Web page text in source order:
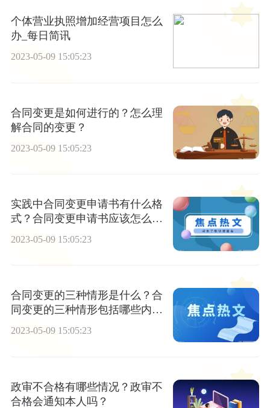
个体营业执照增加经营项目怎么
办_每日简讯
2023-05-09 15:05:23
合同变更是如何进行的？怎么理
解合同的变更？
2023-05-09 15:05:23
实践中合同变更申请书有什么格
式？合同变更申请书应该怎么
2023-05-09 15:05:23
合同变更的三种情形是什么？合
同变更的三种情形包括哪些内
容？
2023-05-09 15:05:23
政审不合格有哪些情况？政审不
合格会通知本人吗？